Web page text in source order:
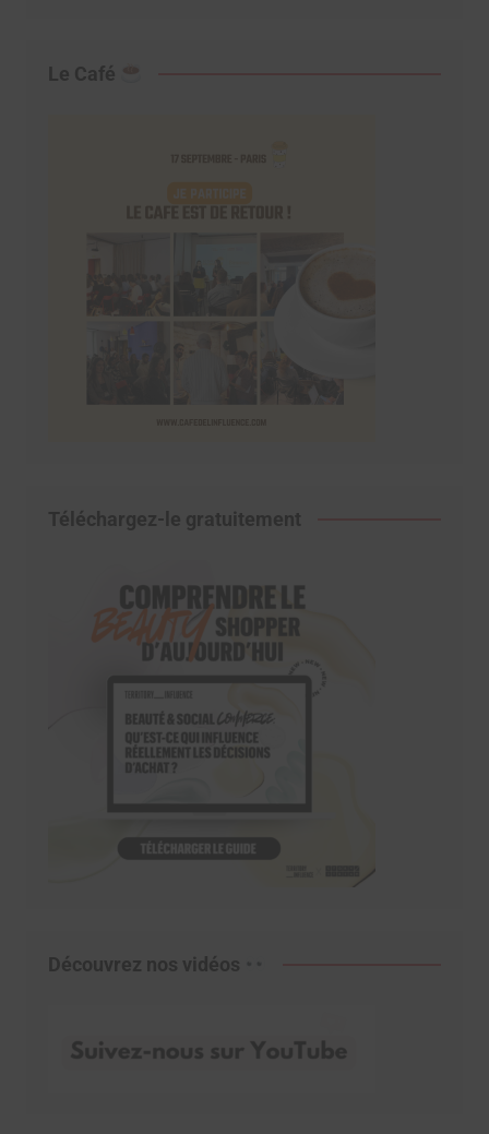
Le Café
Téléchargez-le gratuitement
Découvrez nos vidéos